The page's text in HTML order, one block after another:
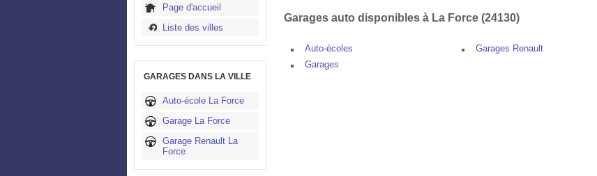
Page d'accueil
Liste des villes
GARAGES DANS LA VILLE
Auto-école La Force
Garage La Force
Garage Renault La
Force
Garages auto disponibles à La Force (24130)
Auto-écoles
Garages
Garages Renault